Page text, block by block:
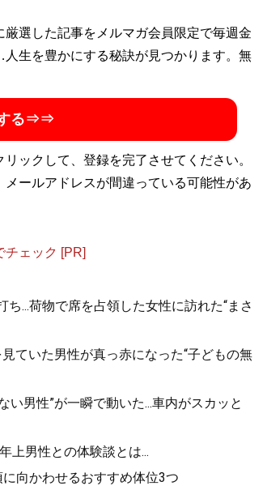
選した記事をメルマガ会員限定で毎週金
生を豊かにする秘訣が見つかります。無
する⇒⇒
ックして、登録を完了させてください。
ールアドレスが間違っている可能性があ
ェック [PR]
...荷物で席を占領した女性に訪れた“まさ
ていた男性が真っ赤になった“子どもの無
男性”が一瞬で動いた...車内がスカッと
上男性との体験談とは...
向かわせるおすすめ体位3つ